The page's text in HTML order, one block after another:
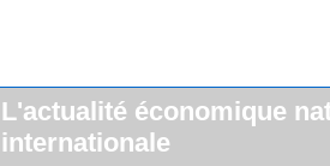
L'actualité économique
internationale